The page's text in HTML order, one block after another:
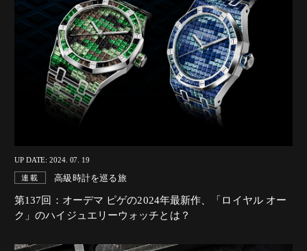
UP DATE: 2024. 07. 19
連載 高級時計を巡る旅
第137回：オーデマ ピゲの2024年最新作、「ロイヤル オー
ク」のハイジュエリーウォッチとは？